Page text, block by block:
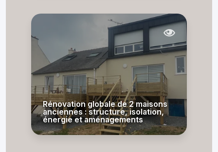
Rénovation globale de 2 maisons
anciennes : structure, isolation,
énergie et aménagements